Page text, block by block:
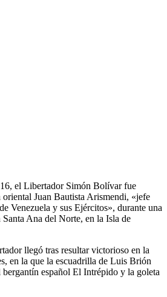
el Libertador Simón Bolívar fue
Juan Bautista Arismendi, «jefe
Venezuela y sus Ejércitos», durante una
Santa Ana del Norte, en la Isla de
llegó tras resultar victorioso en la
en la que la escuadrilla de Luis Brión
español El Intrépido y la goleta